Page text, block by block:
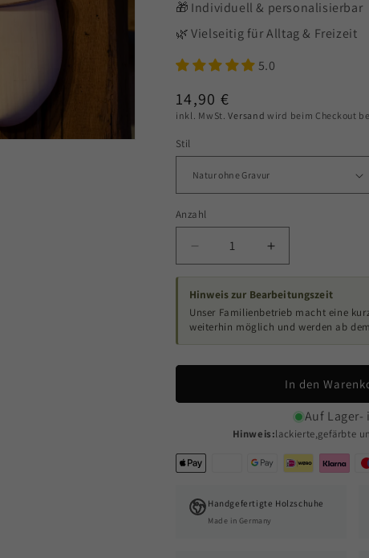
🎁 Individuell & personalisierbar
🌿 Vielseitig für Alltag & Freizeit
5.0
Normaler
Preis
14,90 €
inkl. MwSt.Versand wird beim Checkout
Stil
Anzahl
Verringere
Menge
für
Erhöhe
Menge
für
Hinweis zur Bearbeitungszeit
Unser Familienbetrieb macht eine
weiterhin möglich und werden ab dem
In den
Auf Lager-
Hinweis:lackierte,gefärbte
Supported payment methods
Handgefertigte Holzschuhe
Made in Germany